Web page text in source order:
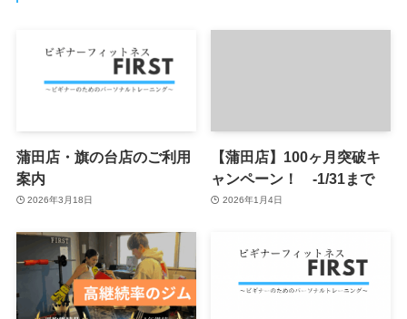
蒲田店・旗の台店のご利用
案内
2026年3月18日
【蒲田店】100ヶ月突破キ
ャンペーン！ -1/31まで
2026年1月4日